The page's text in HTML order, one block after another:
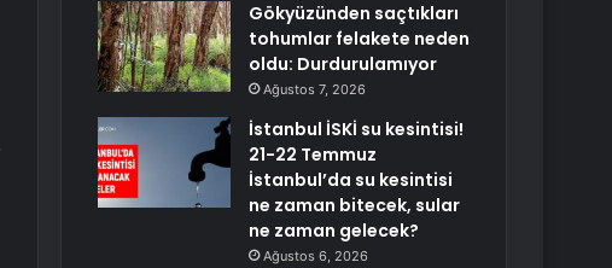
Gökyüzünden saçtıkları
tohumlar felakete neden
oldu: Durdurulamıyor
Ağustos 7, 2026
İstanbul İSKİ su kesintisi!
21-22 Temmuz
İstanbul’da su kesintisi
ne zaman bitecek, sular
ne zaman gelecek?
Ağustos 6, 2026